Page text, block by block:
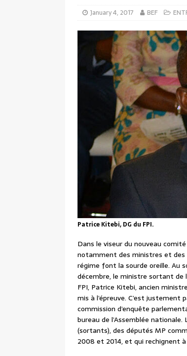
January 4, 2017 BEF
Patrice Kitebi, DG du FPI.
Dans le viseur du nouveau
notamment des ministres et des
régime font la sourde oreille. Au
décembre, le ministre sortant de
FPI, Patrice Kitebi, ancien
mis à l’épreuve. C’est justement
commission d’enquête
bureau de l’Assemblée
(sortants), des députés MP
2008 et 2014, et qui rechignent